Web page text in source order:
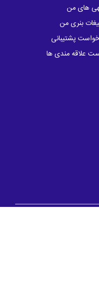
های من
بنری من
پشتیبانی
علاقه مندی ها